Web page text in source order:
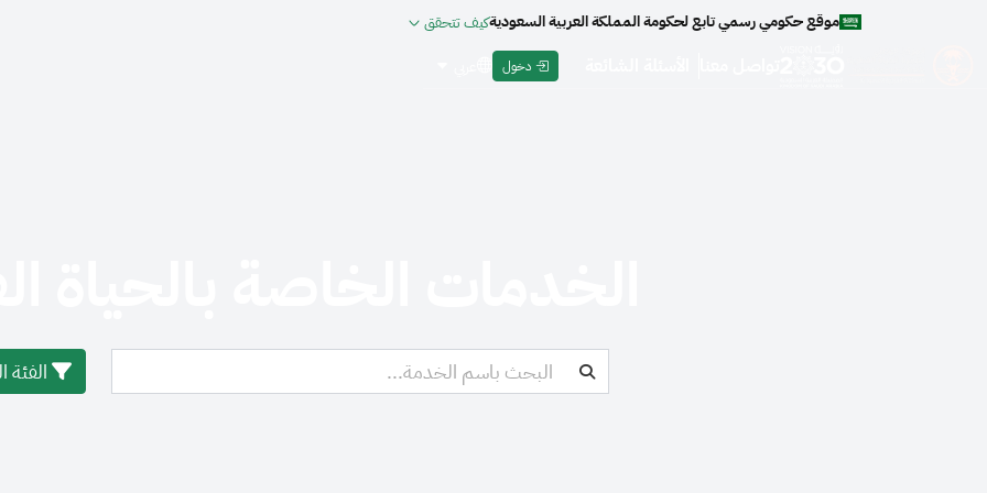
موقع حكومي رسمي تابع لحكومة المملكة العربية السعوديةكيف تتحقق
دخول
ابحث عن خدمة